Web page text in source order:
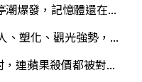
爆發，記憶體還在...
、塑化、觀光強勢，...
連蘋果殺價都被對...